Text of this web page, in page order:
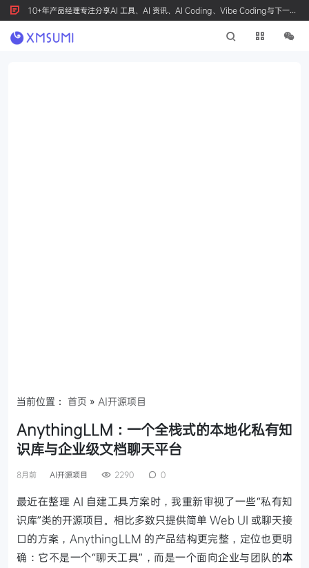
10+年产品经理专注分享AI 工具、AI 资讯、AI Coding、Vibe Coding与下一代
产品创新，按 Ctrl+D 收藏我们
当前位置： 首页 » AI开源项目
AnythingLLM：一个全栈式的本地化私有知
识库与企业级文档聊天平台
8月前 AI开源项目 2290 0
最近在整理 AI 自建工具方案时，我重新审视了一些“私有知
识库”类的开源项目。相比多数只提供简单 Web UI 或聊天接
口的方案，AnythingLLM 的产品结构更完整，定位也更明
确：它不是一个“聊天工具”，而是一个面向企业与团队的本